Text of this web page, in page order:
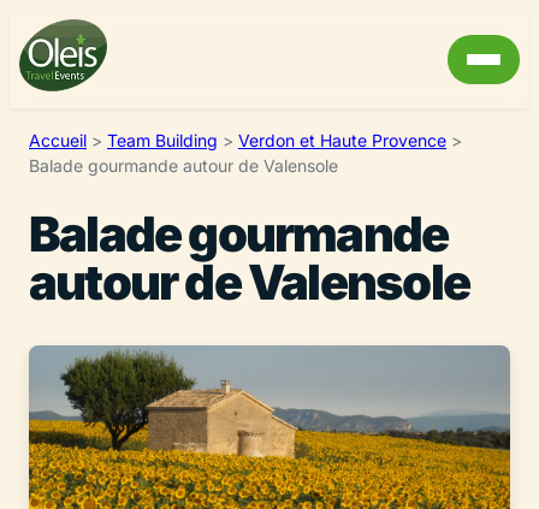
Accueil > Team Building > Verdon et Haute Provence >
Balade gourmande autour de Valensole
Balade gourmande
autour de Valensole